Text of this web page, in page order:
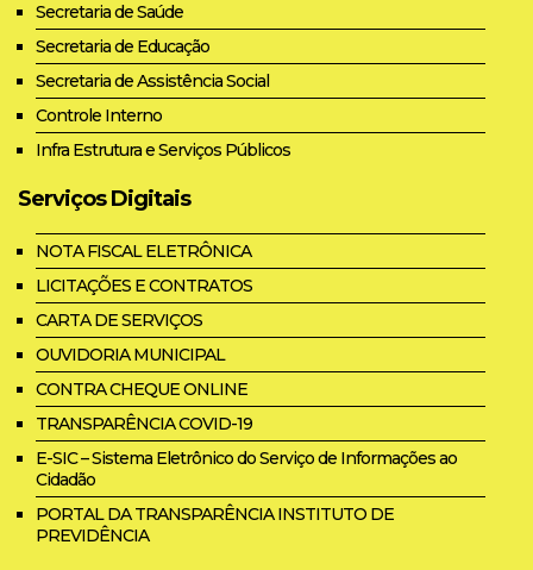
Secretaria de Saúde
Secretaria de Educação
Secretaria de Assistência Social
Controle Interno
Infra Estrutura e Serviços Públicos
Serviços Digitais
NOTA FISCAL ELETRÔNICA
LICITAÇÕES E CONTRATOS
CARTA DE SERVIÇOS
OUVIDORIA MUNICIPAL
CONTRA CHEQUE ONLINE
TRANSPARÊNCIA COVID-19
E-SIC – Sistema Eletrônico do Serviço de Informações ao
Cidadão
PORTAL DA TRANSPARÊNCIA INSTITUTO DE
PREVIDÊNCIA